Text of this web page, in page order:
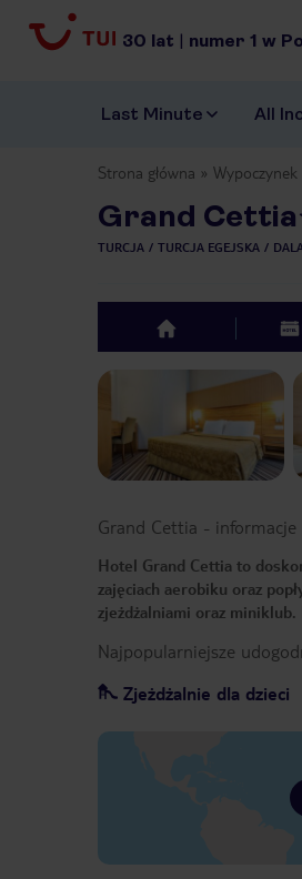
30 lat | numer 1 w
Last Minute All
Strona główna Wypoczynek
Grand Cettia
TURCJA TURCJA EGEJSKA
top
Previous slide
Grand Cettia - informacje
Hotel Grand Cettia to
zajęciach aerobiku oraz
zjeżdżalniami oraz
Najpopularniejsze
Zjeżdżalnie dla dzieci